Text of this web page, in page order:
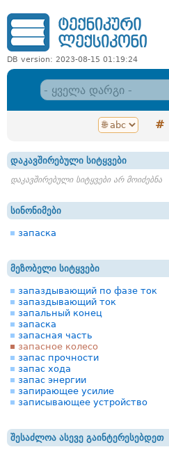
DB version: 2023-08-15 01:19:24
#
დაკავშირებული სიტყვები
დაკავშირებული სიტყვები არ მოიძებნა
სინონიმები
запаска
მეზობელი სიტყვები
запаздывающий по фазе ток
запаздывающий ток
запальный конец
запаска
запасная часть
запасное колесо
запас прочности
запас хода
запас энергии
запирающее усилие
записывающее устройство
შესაძლოა ასევე გაინტერესებდეთ